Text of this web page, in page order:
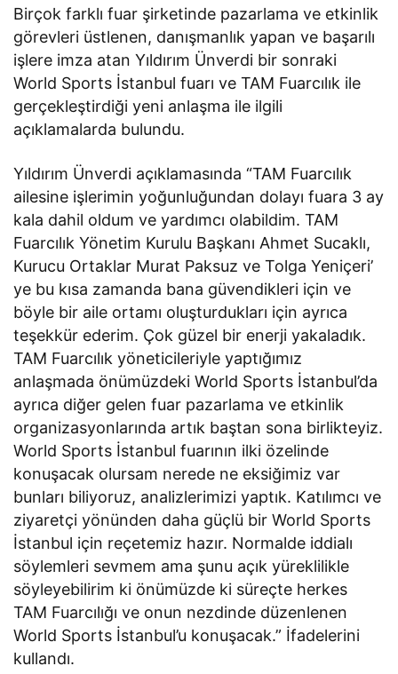
Birçok farklı fuar şirketinde pazarlama ve etkinlik
görevleri üstlenen, danışmanlık yapan ve başarılı
işlere imza atan Yıldırım Ünverdi bir sonraki
World Sports İstanbul fuarı ve TAM Fuarcılık ile
gerçekleştirdiği yeni anlaşma ile ilgili
açıklamalarda bulundu.
Yıldırım Ünverdi açıklamasında “TAM Fuarcılık
ailesine işlerimin yoğunluğundan dolayı fuara 3 ay
kala dahil oldum ve yardımcı olabildim. TAM
Fuarcılık Yönetim Kurulu Başkanı Ahmet Sucaklı,
Kurucu Ortaklar Murat Paksuz ve Tolga Yeniçeri’
ye bu kısa zamanda bana güvendikleri için ve
böyle bir aile ortamı oluşturdukları için ayrıca
teşekkür ederim. Çok güzel bir enerji yakaladık.
TAM Fuarcılık yöneticileriyle yaptığımız
anlaşmada önümüzdeki World Sports İstanbul’da
ayrıca diğer gelen fuar pazarlama ve etkinlik
organizasyonlarında artık baştan sona birlikteyiz.
World Sports İstanbul fuarının ilki özelinde
konuşacak olursam nerede ne eksiğimiz var
bunları biliyoruz, analizlerimizi yaptık. Katılımcı ve
ziyaretçi yönünden daha güçlü bir World Sports
İstanbul için reçetemiz hazır. Normalde iddialı
söylemleri sevmem ama şunu açık yüreklilikle
söyleyebilirim ki önümüzde ki süreçte herkes
TAM Fuarcılığı ve onun nezdinde düzenlenen
World Sports İstanbul’u konuşacak.” İfadelerini
kullandı.